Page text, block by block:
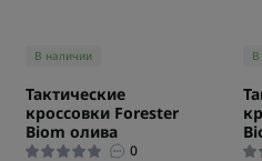
В наличии
Тактические
кроссовки Forester
Biom олива
0
В